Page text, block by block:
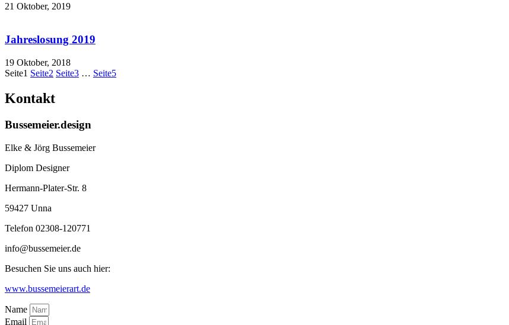
21 Oktober, 2019
Jahreslosung 2019
19 Oktober, 2018
Seite1 Seite2 Seite3 … Seite5
Kontakt
Bussemeier.design
Elke & Jörg Bussemeier
Diplom Designer
Hermann-Plater-Str. 8
59427 Unna
Telefon 02308-120771
info@bussemeier.de
Besuchen Sie uns auch hier:
www.bussemeierart.de
Name
Email